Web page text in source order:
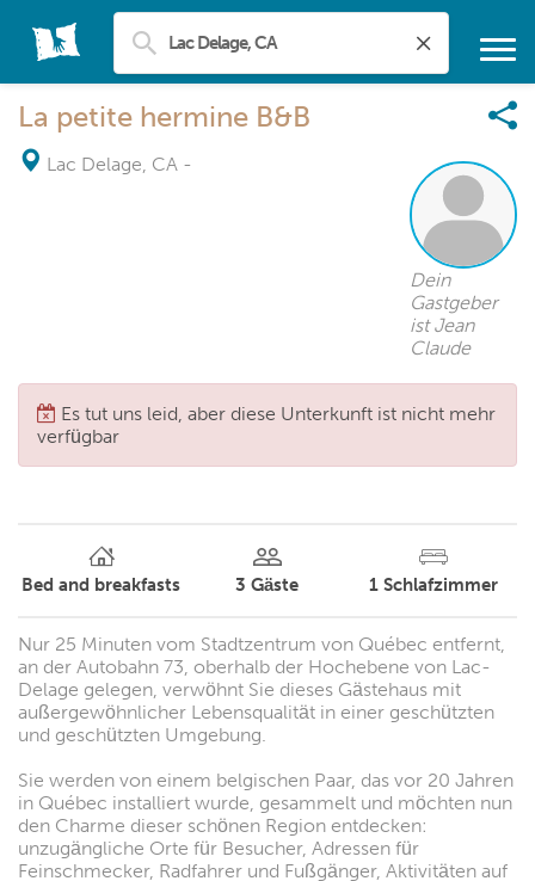
La petite hermine B&B
Lac Delage, CA -
Dein
Gastgeber
ist Jean
Claude
Es tut uns leid, aber diese Unterkunft ist nicht mehr
verfügbar
Bed and breakfasts 3 Gäste 1 Schlafzimmer
Nur 25 Minuten vom Stadtzentrum von Québec entfernt,
an der Autobahn 73, oberhalb der Hochebene von Lac-
Delage gelegen, verwöhnt Sie dieses Gästehaus mit
außergewöhnlicher Lebensqualität in einer geschützten
und geschützten Umgebung.
Sie werden von einem belgischen Paar, das vor 20 Jahren
in Québec installiert wurde, gesammelt und möchten nun
den Charme dieser schönen Region entdecken:
unzugängliche Orte für Besucher, Adressen für
Feinschmecker, Radfahrer und Fußgänger, Aktivitäten auf